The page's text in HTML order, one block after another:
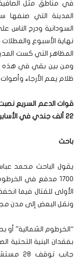
في مناطق مثل
المدينة التي صنفها
السودانية ودرج الناس
نهاية الأسبوع
المظاهر التي كست
ومن بين بقي في هذه
ظلام يعم الأرجاء
22 ألف جندي في الأسابيع الأولى للقتال
باحث
يقول الباحث محمد
الأولى للقتال فيما
ونقل البعض إلى مدن
“الخرطوم الشمالية” أو
جانب